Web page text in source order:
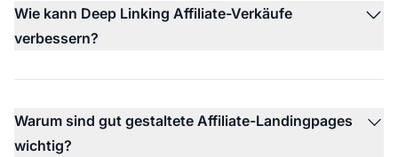
Wie kann Deep Linking Affiliate-Verkäufe
verbessern?
Warum sind gut gestaltete Affiliate-Landingpages
wichtig?